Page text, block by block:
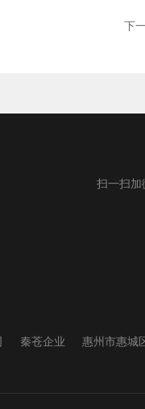
下
扫一扫加
秦苍企业 惠州市惠城